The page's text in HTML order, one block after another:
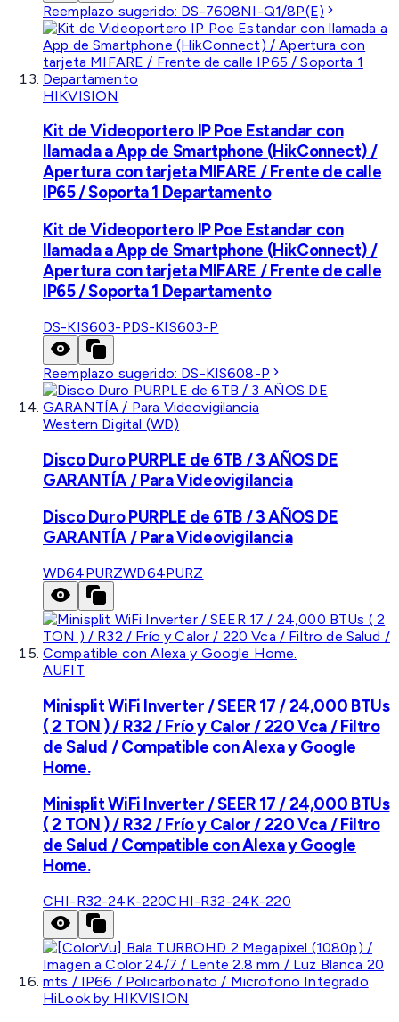
Reemplazo sugerido: DS-7608NI-Q1/8P(E)
HIKVISION
Kit de Videoportero IP Poe Estandar con
llamada a App de Smartphone (HikConnect) /
Apertura con tarjeta MIFARE / Frente de calle
IP65 / Soporta 1 Departamento
Kit de Videoportero IP Poe Estandar con
llamada a App de Smartphone (HikConnect) /
Apertura con tarjeta MIFARE / Frente de calle
IP65 / Soporta 1 Departamento
DS-KIS603-PDS-KIS603-P
Reemplazo sugerido: DS-KIS608-P
Western Digital (WD)
Disco Duro PURPLE de 6TB / 3 AÑOS DE
GARANTÍA / Para Videovigilancia
Disco Duro PURPLE de 6TB / 3 AÑOS DE
GARANTÍA / Para Videovigilancia
WD64PURZWD64PURZ
AUFIT
Minisplit WiFi Inverter / SEER 17 / 24,000 BTUs
( 2 TON ) / R32 / Frío y Calor / 220 Vca / Filtro
de Salud / Compatible con Alexa y Google
Home.
Minisplit WiFi Inverter / SEER 17 / 24,000 BTUs
( 2 TON ) / R32 / Frío y Calor / 220 Vca / Filtro
de Salud / Compatible con Alexa y Google
Home.
CHI-R32-24K-220CHI-R32-24K-220
HiLook by HIKVISION